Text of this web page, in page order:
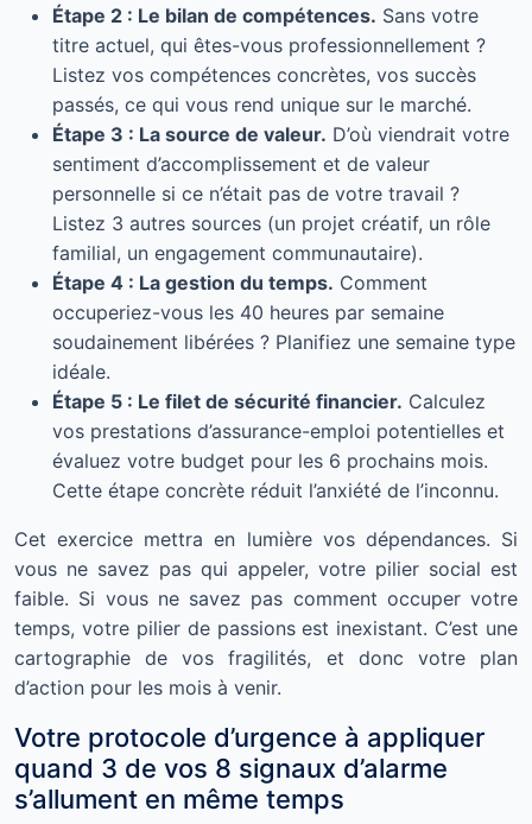
Étape 2 : Le bilan de compétences. Sans votre
titre actuel, qui êtes-vous professionnellement ?
Listez vos compétences concrètes, vos succès
passés, ce qui vous rend unique sur le marché.
Étape 3 : La source de valeur. D’où viendrait votre
sentiment d’accomplissement et de valeur
personnelle si ce n’était pas de votre travail ?
Listez 3 autres sources (un projet créatif, un rôle
familial, un engagement communautaire).
Étape 4 : La gestion du temps. Comment
occuperiez-vous les 40 heures par semaine
soudainement libérées ? Planifiez une semaine type
idéale.
Étape 5 : Le filet de sécurité financier. Calculez
vos prestations d’assurance-emploi potentielles et
évaluez votre budget pour les 6 prochains mois.
Cette étape concrète réduit l’anxiété de l’inconnu.
Cet exercice mettra en lumière vos dépendances. Si
vous ne savez pas qui appeler, votre pilier social est
faible. Si vous ne savez pas comment occuper votre
temps, votre pilier de passions est inexistant. C’est une
cartographie de vos fragilités, et donc votre plan
d’action pour les mois à venir.
Votre protocole d’urgence à appliquer
quand 3 de vos 8 signaux d’alarme
s’allument en même temps